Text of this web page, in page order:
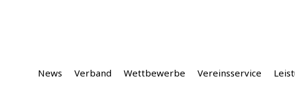
News Verband Wettbewerbe Vereinsservice